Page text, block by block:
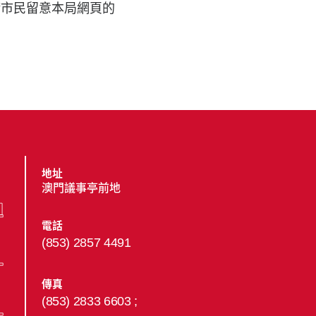
民留意本局網頁的
地址
澳門議事亭前地
電話
(853) 2857 4491
傳真
(853) 2833 6603 ;